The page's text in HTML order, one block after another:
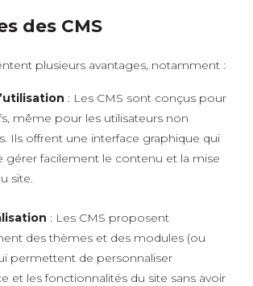
des CMS
plusieurs avantages, notamment :
: Les CMS sont conçus pour
même pour les utilisateurs non
Ils offrent une interface graphique qui
gérer facilement le contenu et la mise
site.
: Les CMS proposent
des thèmes et des modules (ou
permettent de personnaliser
et les fonctionnalités du site sans avoir